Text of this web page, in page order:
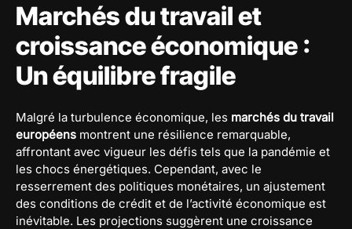
Marchés du travail et
croissance économique :
Un équilibre fragile
Malgré la turbulence économique, les marchés du travail
européens montrent une résilience remarquable,
affrontant avec vigueur les défis tels que la pandémie et
les chocs énergétiques. Cependant, avec le
resserrement des politiques monétaires, un ajustement
des conditions de crédit et de l’activité économique est
inévitable. Les projections suggèrent une croissance